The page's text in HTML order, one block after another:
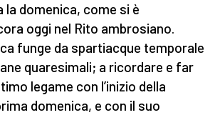
la domenica, come si è
oggi nel Rito ambrosiano.
funge da spartiacque temporale
quaresimali; a ricordare e far
legame con l’inizio della
domenica, e con il suo